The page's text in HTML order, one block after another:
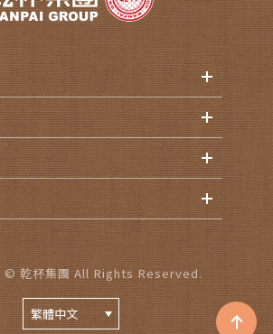
乾杯集團 All Rights Reserved.